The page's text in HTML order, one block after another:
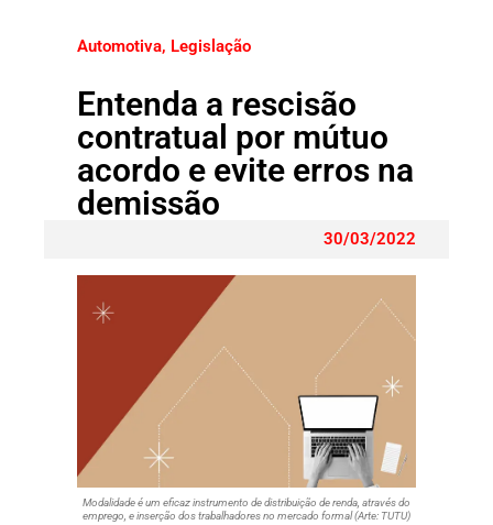
Automotiva, Legislação
Entenda a rescisão
contratual por mútuo
acordo e evite erros na
demissão
30/03/2022
Modalidade é um eficaz instrumento de distribuição de renda, através do
emprego, e inserção dos trabalhadores no mercado formal (Arte: TUTU)